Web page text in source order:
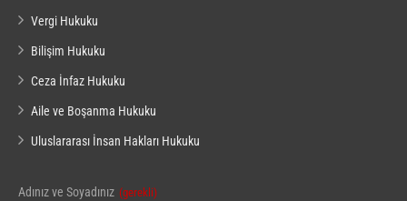
Vergi Hukuku
Bilişim Hukuku
Ceza İnfaz Hukuku
Aile ve Boşanma Hukuku
Uluslararası İnsan Hakları Hukuku
Adınız ve Soyadınız (gerekli)